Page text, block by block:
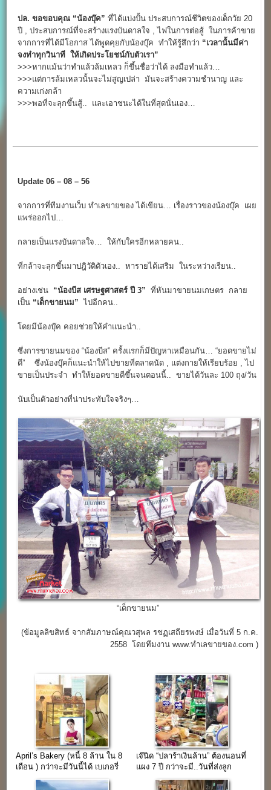
ปล. ขอขอบคุณ “น้องบุ๊ค” ที่ได้แบ่งปั้น ประสบการณ์ชีวิตของเด็กวัย 20
ปี , ประสบการณ์ที่จะสร้างแรงบันดาลใจ , ไฟในการต่อสู้ ในการค้าขาย
จากการที่ได้มีโอกาส ได้พูดคุยกับน้องบุ๊ค ทำให้รู้สึกว่า “เวลานั้นมีค่า
จงทำทุกวินาที ให้เกิดประโยชน์กับตัวเรา”
>>>หากแม้นว่าทำแล้วล้มเหลว ก็ขึ้นชื่อว่าได้ ลงมือทำแล้ว…
>>>แต่การล้มเหลวนั้นจะไม่สูญเปล่า มันจะสร้างความชำนาญ และ
ความเก่งกล้า
>>>พอที่จะลุกขึ้นสู้.. และเอาชนะได้ในที่สุดนั่นเอง…
Update 06 – 08 – 56
จากการที่ทีมงานเว็บ ทำเลขายของ ได้เขียน… เรื่องราวของน้องบุ๊ค เผย
แพร่ออกไป…
กลายเป็นแรงบันดาลใจ… ให้กับใครอีกหลายคน..
ที่กล้าจะลุกขึ้นมาปฎิวัติตัวเอง.. หารายได้เสริม ในระหว่างเรียน..
อย่างเช่น “น้องบีส เศรษฐศาสตร์ ปี 3” ที่หันมาขายนมเกษตร กลาย
เป็น “เด็กขายนม” ไปอีกคน..
โดยมีน้องบุ๊ค คอยช่วยให้คำแนะนำ..
ซึ่งการขายนมของ “น้องบีส” ครั้งแรกก็มีปัญหาเหมือนกัน… “ยอดขายไม่
ดี” ซึ่งน้องบุ๊คก็แนะนำให้ไปขายที่ตลาดนัด , แต่งกายให้เรียบร้อย , ไป
ขายเป็นประจำ ทำให้ยอดขายดีขึ้นจนตอนนี้.. ขายได้วันละ 100 ถุง/วัน
นับเป็นตัวอย่างที่น่าประทับใจจริงๆ…
“เด็กขายนม”
(ข้อมูลลิขสิทธ์ จากสัมภาษณ์คุณวสุพล รชฏเสถียรพงษ์ เมื่อวันที่ 5 ก.ค.
2558 โดยทีมงาน www.ทำเลขายของ.com )
April’s Bakery (หนี้ 8 ล้าน ใน 8
เดือน ) กว่าจะมีวันนี้ได้ เบเกอรี่
เจ๊นิด “ปลาร้าเงินล้าน” ต้องนอนที่
แผง 7 ปี กว่าจะมี..วันที่ส่งลูก